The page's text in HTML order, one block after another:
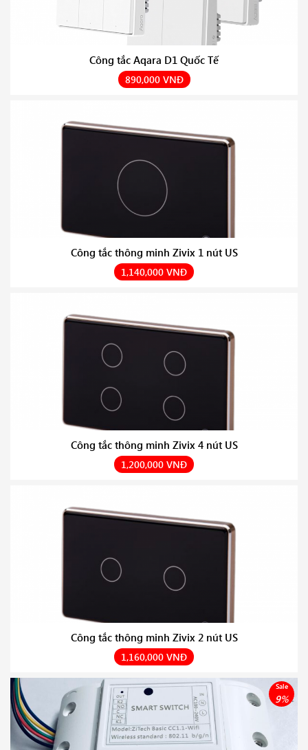
Công tắc Aqara D1 Quốc Tế
890,000 VNĐ
Công tắc thông minh Zivix 1 nút US
1,140,000 VNĐ
Công tắc thông minh Zivix 4 nút US
1,200,000 VNĐ
Công tắc thông minh Zivix 2 nút US
1,160,000 VNĐ
Sale
9%